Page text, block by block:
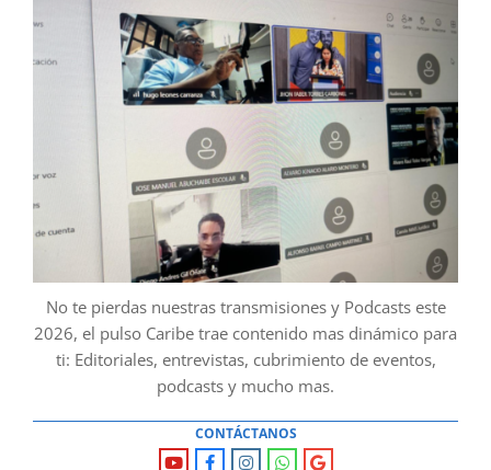
No te pierdas nuestras transmisiones y Podcasts este
2026, el pulso Caribe trae contenido mas dinámico para
ti: Editoriales, entrevistas, cubrimiento de eventos,
podcasts y mucho mas.
CONTÁCTANOS